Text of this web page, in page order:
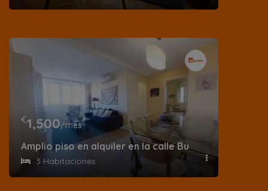
€1,500/mes
Amplio piso en alquiler en la calle Butrón
3 Habitaciones